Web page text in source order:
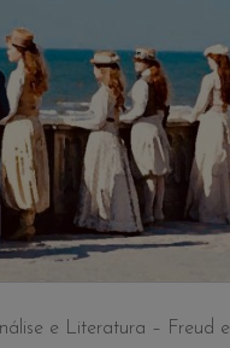
e Literatura – Freud e